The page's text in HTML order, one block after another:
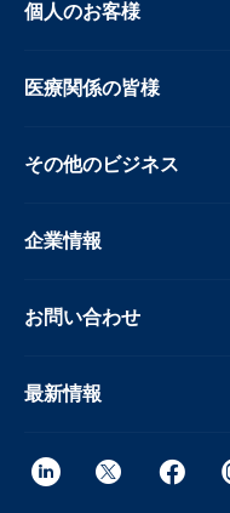
個人のお客様
医療関係の皆様
その他のビジネス
企業情報
お問い合わせ
最新情報